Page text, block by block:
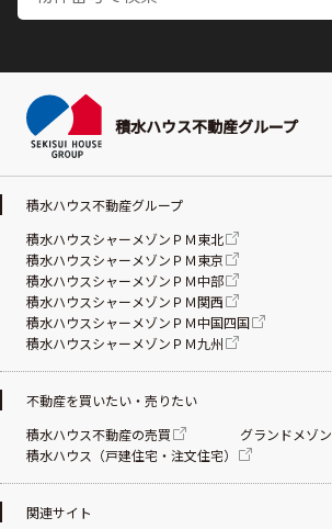
積水ハウス不動産グループ
積水ハウス不動産グループ
積水ハウスシャーメゾンＰＭ東北
積水ハウスシャーメゾンＰＭ東京
積水ハウスシャーメゾンＰＭ中部
積水ハウスシャーメゾンＰＭ関西
積水ハウスシャーメゾンＰＭ中国四国
積水ハウスシャーメゾンＰＭ九州
不動産を買いたい・売りたい
積水ハウス不動産の売買
グランドメゾン
積水ハウス（戸建住宅・注文住宅）
関連サイト